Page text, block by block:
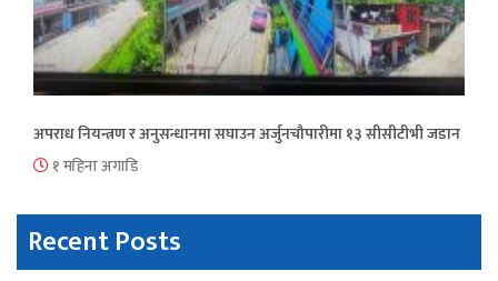
अपराध नियन्त्रण र अनुसन्धानमा सघाउन अर्जुनचौपारीमा १३ सीसीटीभी जडान
१ महिना अगाडि
Recent Posts